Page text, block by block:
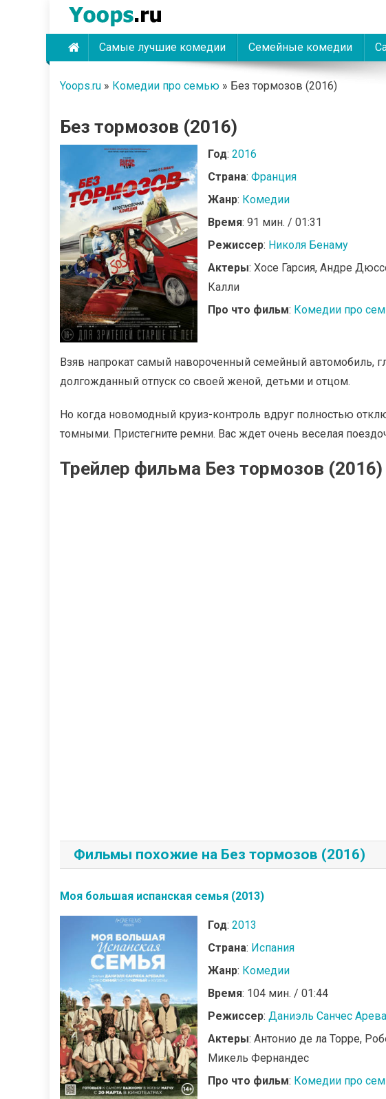
Skip
content
Yoops Самые лучшие комедии Семейные комедии
Yoops.ru » Комедии про семью » Без тормозов (2016)
Без тормозов (2016)
Год: 2016
Страна: Франция
Жанр: Комедии
Время: 91 мин. / 01:31
Режиссер: Николя Бенаму
Актеры: Хосе Гарсия, Андре
Калли
Про что фильм: Комедии про
Взяв напрокат самый навороченный семейный автомобиль,
долгожданный отпуск со своей женой, детьми и отцом.
Но когда новомодный круиз-контроль вдруг полностью
томными. Пристегните ремни. Вас ждет очень веселая
Трейлер фильма Без тормозов (2016)
Фильмы похожие на Без тормозов (2016)
Моя большая испанская семья (2013)
Год: 2013
Страна: Испания
Жанр: Комедии
Время: 104 мин. / 01:44
Режиссер: Даниэль Санчес
Актеры: Антонио де ла Торре,
Микель Фернандес
Про что фильм: Комедии про